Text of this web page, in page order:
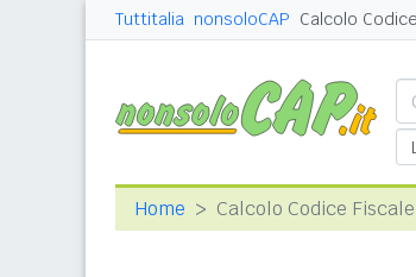
Tuttitalia nonsoloCAP Calcolo
Home Calcolo Codice Fiscale